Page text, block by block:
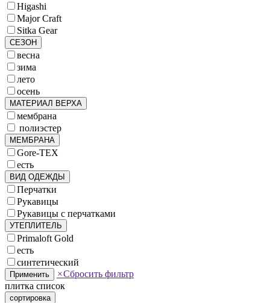
Higashi
Major Craft
Sitka Gear
СЕЗОН
весна
зима
лето
осень
МАТЕРИАЛ ВЕРХА
мембрана
полиэстер
МЕМБРАНА
Gore-TEX
есть
ВИД ОДЕЖДЫ
Перчатки
Рукавицы
Рукавицы с перчатками
УТЕПЛИТЕЛЬ
Primaloft Gold
есть
синтетический
Применить ×Сбросить фильтр
плитка список
сортировка